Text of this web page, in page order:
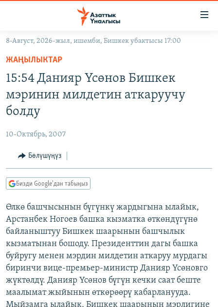
Навигацияга
өтүңүз
салыңыз
МАДАНИЯТ
УКРАИНА
ТВ ПРОГРАММАЛАР
БҮГҮН АЗАТТЫКТА
ДАНИСТЕ
ЭЖЕ-СИҢДИЛЕР
АЗАТТЫК+
ЫҢГАЙСЫЗ СУРООЛОР
ПОДКАСТ
Русский
ОНЛАЙН ШЕРИНЕ
ЭЕ/АРнун бардык сайттары
8-Август, 2026-жыл, ишемби, Бишкек убактысы 17:00
ЖАҢЫЛЫКТАР
15:54 Данияр Үсөнов Бишкек
мэринин милдетин аткаруучу
болду
10-Октябрь, 2007
Бөлүшүңүз
Бизди Google'дан табыңыз
Өлкө башчысынын бүгүнкү жардыгына ылайык,
Арстанбек Ногоев башка кызматка өткөндүгүнө
байланыштуу Бишкек шаарынын башчылык
кызматынан бошоду. Президенттин дагы башка
буйругу менен мэрдин милдетин аткаруу мурдагы
биринчи вице-премьер-министр Данияр Үсөновго
жүктөлдү. Данияр Үсөнов бүгүн кечки саат беште
маалымат жыйынын өткөрөөрү кабарланууда.
Мыйзамга ылайык, Бишкек шаарынын мэрлигине